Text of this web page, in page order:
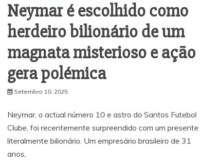
Neymar é escolhido como
herdeiro bilionário de um
magnata misterioso e ação
gera polémica
Setembro 10, 2025
Neymar, o actual número 10 e astro do Santos Futebol
Clube, foi recentemente surpreendido com um presente
literalmente bilionário. Um empresário brasileiro de 31
anos,